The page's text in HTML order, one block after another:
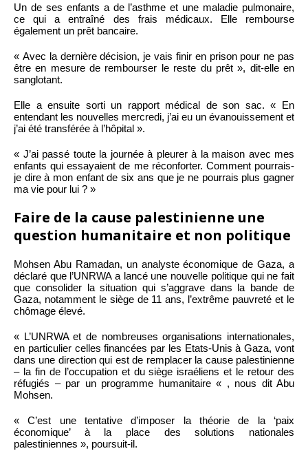
Un de ses enfants a de l’asthme et une maladie pulmonaire,
ce qui a entraîné des frais médicaux. Elle rembourse
également un prêt bancaire.
« Avec la dernière décision, je vais finir en prison pour ne pas
être en mesure de rembourser le reste du prêt », dit-elle en
sanglotant.
Elle a ensuite sorti un rapport médical de son sac. « En
entendant les nouvelles mercredi, j’ai eu un évanouissement et
j’ai été transférée à l’hôpital ».
« J’ai passé toute la journée à pleurer à la maison avec mes
enfants qui essayaient de me réconforter. Comment pourrais-
je dire à mon enfant de six ans que je ne pourrais plus gagner
ma vie pour lui ? »
Faire de la cause palestinienne une
question humanitaire et non politique
Mohsen Abu Ramadan, un analyste économique de Gaza, a
déclaré que l’UNRWA a lancé une nouvelle politique qui ne fait
que consolider la situation qui s’aggrave dans la bande de
Gaza, notamment le siège de 11 ans, l’extrême pauvreté et le
chômage élevé.
« L’UNRWA et de nombreuses organisations internationales,
en particulier celles financées par les Etats-Unis à Gaza, vont
dans une direction qui est de remplacer la cause palestinienne
– la fin de l’occupation et du siège israéliens et le retour des
réfugiés – par un programme humanitaire « , nous dit Abu
Mohsen.
« C’est une tentative d’imposer la théorie de la ‘paix
économique’ à la place des solutions nationales
palestiniennes », poursuit-il.